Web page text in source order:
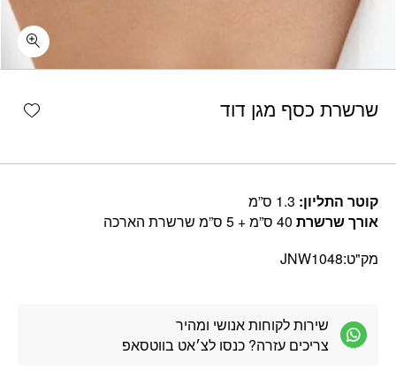
שרשרת כסף מגן דוד
קוטר התליון:
אורך שרשרת40 ס”מ + 5 ס”מ שרשרת הארכה
מק"ט:JNW1048
שירות לקוחות אנושי ומהיר
צריכים עזרה? כנסו לצ׳אט בווטסאפ